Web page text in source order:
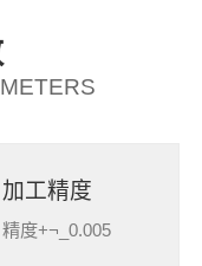
加工精度
精度+¬_0.005